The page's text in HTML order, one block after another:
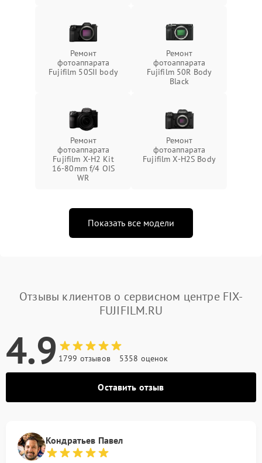
Ремонт
фотоаппарата
Fujifilm 50SII body
Ремонт
фотоаппарата
Fujifilm 50R Body
Black
Ремонт
фотоаппарата
Fujifilm X-H2 Kit
16-80mm f/4 OIS
WR
Ремонт
фотоаппарата
Fujifilm X-H2S Body
Показать все модели
Отзывы клиентов о сервисном центре FIX-
FUJIFILM.RU
4.9 1799 отзывов 5358 оценок
Оставить отзыв
Кондратьев Павел